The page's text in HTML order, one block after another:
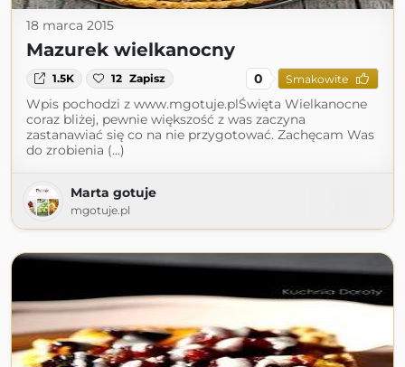
18 marca 2015
Mazurek wielkanocny
1.5K 12 Zapisz 0 Smakowite
Wpis pochodzi z www.mgotuje.plŚwięta Wielkanocne
coraz bliżej, pewnie większość z was zaczyna
zastanawiać się co na nie przygotować. Zachęcam Was
do zrobienia (...)
Marta gotuje
mgotuje.pl